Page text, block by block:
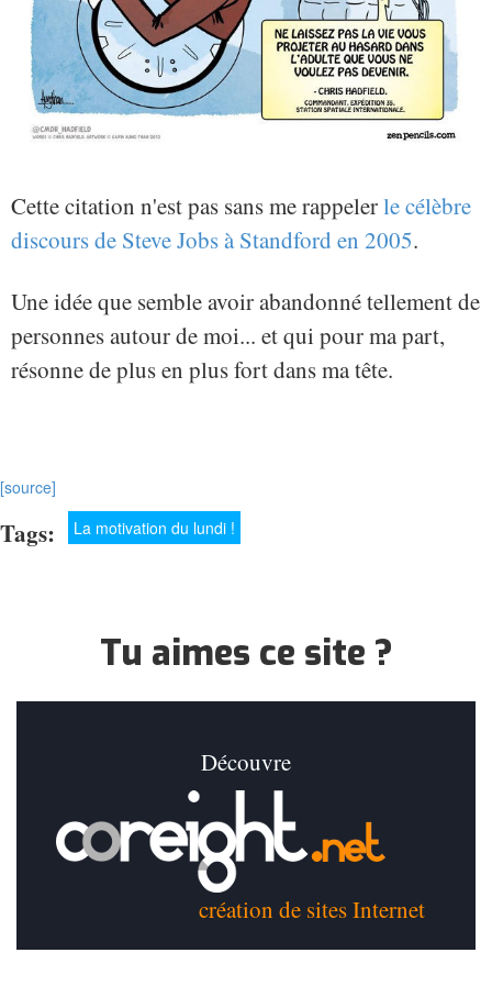
Cette citation n'est pas sans me rappelerle célèbre
discours de Steve Jobs à Standford en 2005.
Une idée que semble avoir abandonné tellement de
personnes autour de moi... et qui pour ma part,
résonne de plus en plus fort dans ma tête.
[source]
Tags: La motivation du lundi !
Tu aimes ce site ?
Découvre
création de sites Internet